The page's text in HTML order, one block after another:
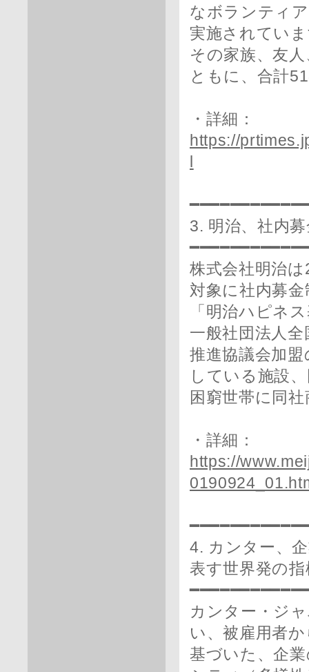
なボランティ
実施されてい
その家族、友
ともに、合計
・詳細：
https://
3. 明治、社内
株式会社明治
対象に社内募金
「明治ハピネ
一般社団法人
推進協議会加
している施設
困窮世帯に同
・詳細：
https://
4. カンター、
表す世界発の指
カンター・ジ
い、被雇用者
基づいた、企